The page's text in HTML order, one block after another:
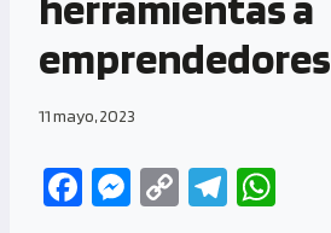
emprendedores
11 mayo, 2023
Fa M
C
Te